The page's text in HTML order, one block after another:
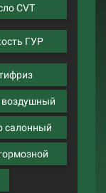
CVT
ГУР
салонный